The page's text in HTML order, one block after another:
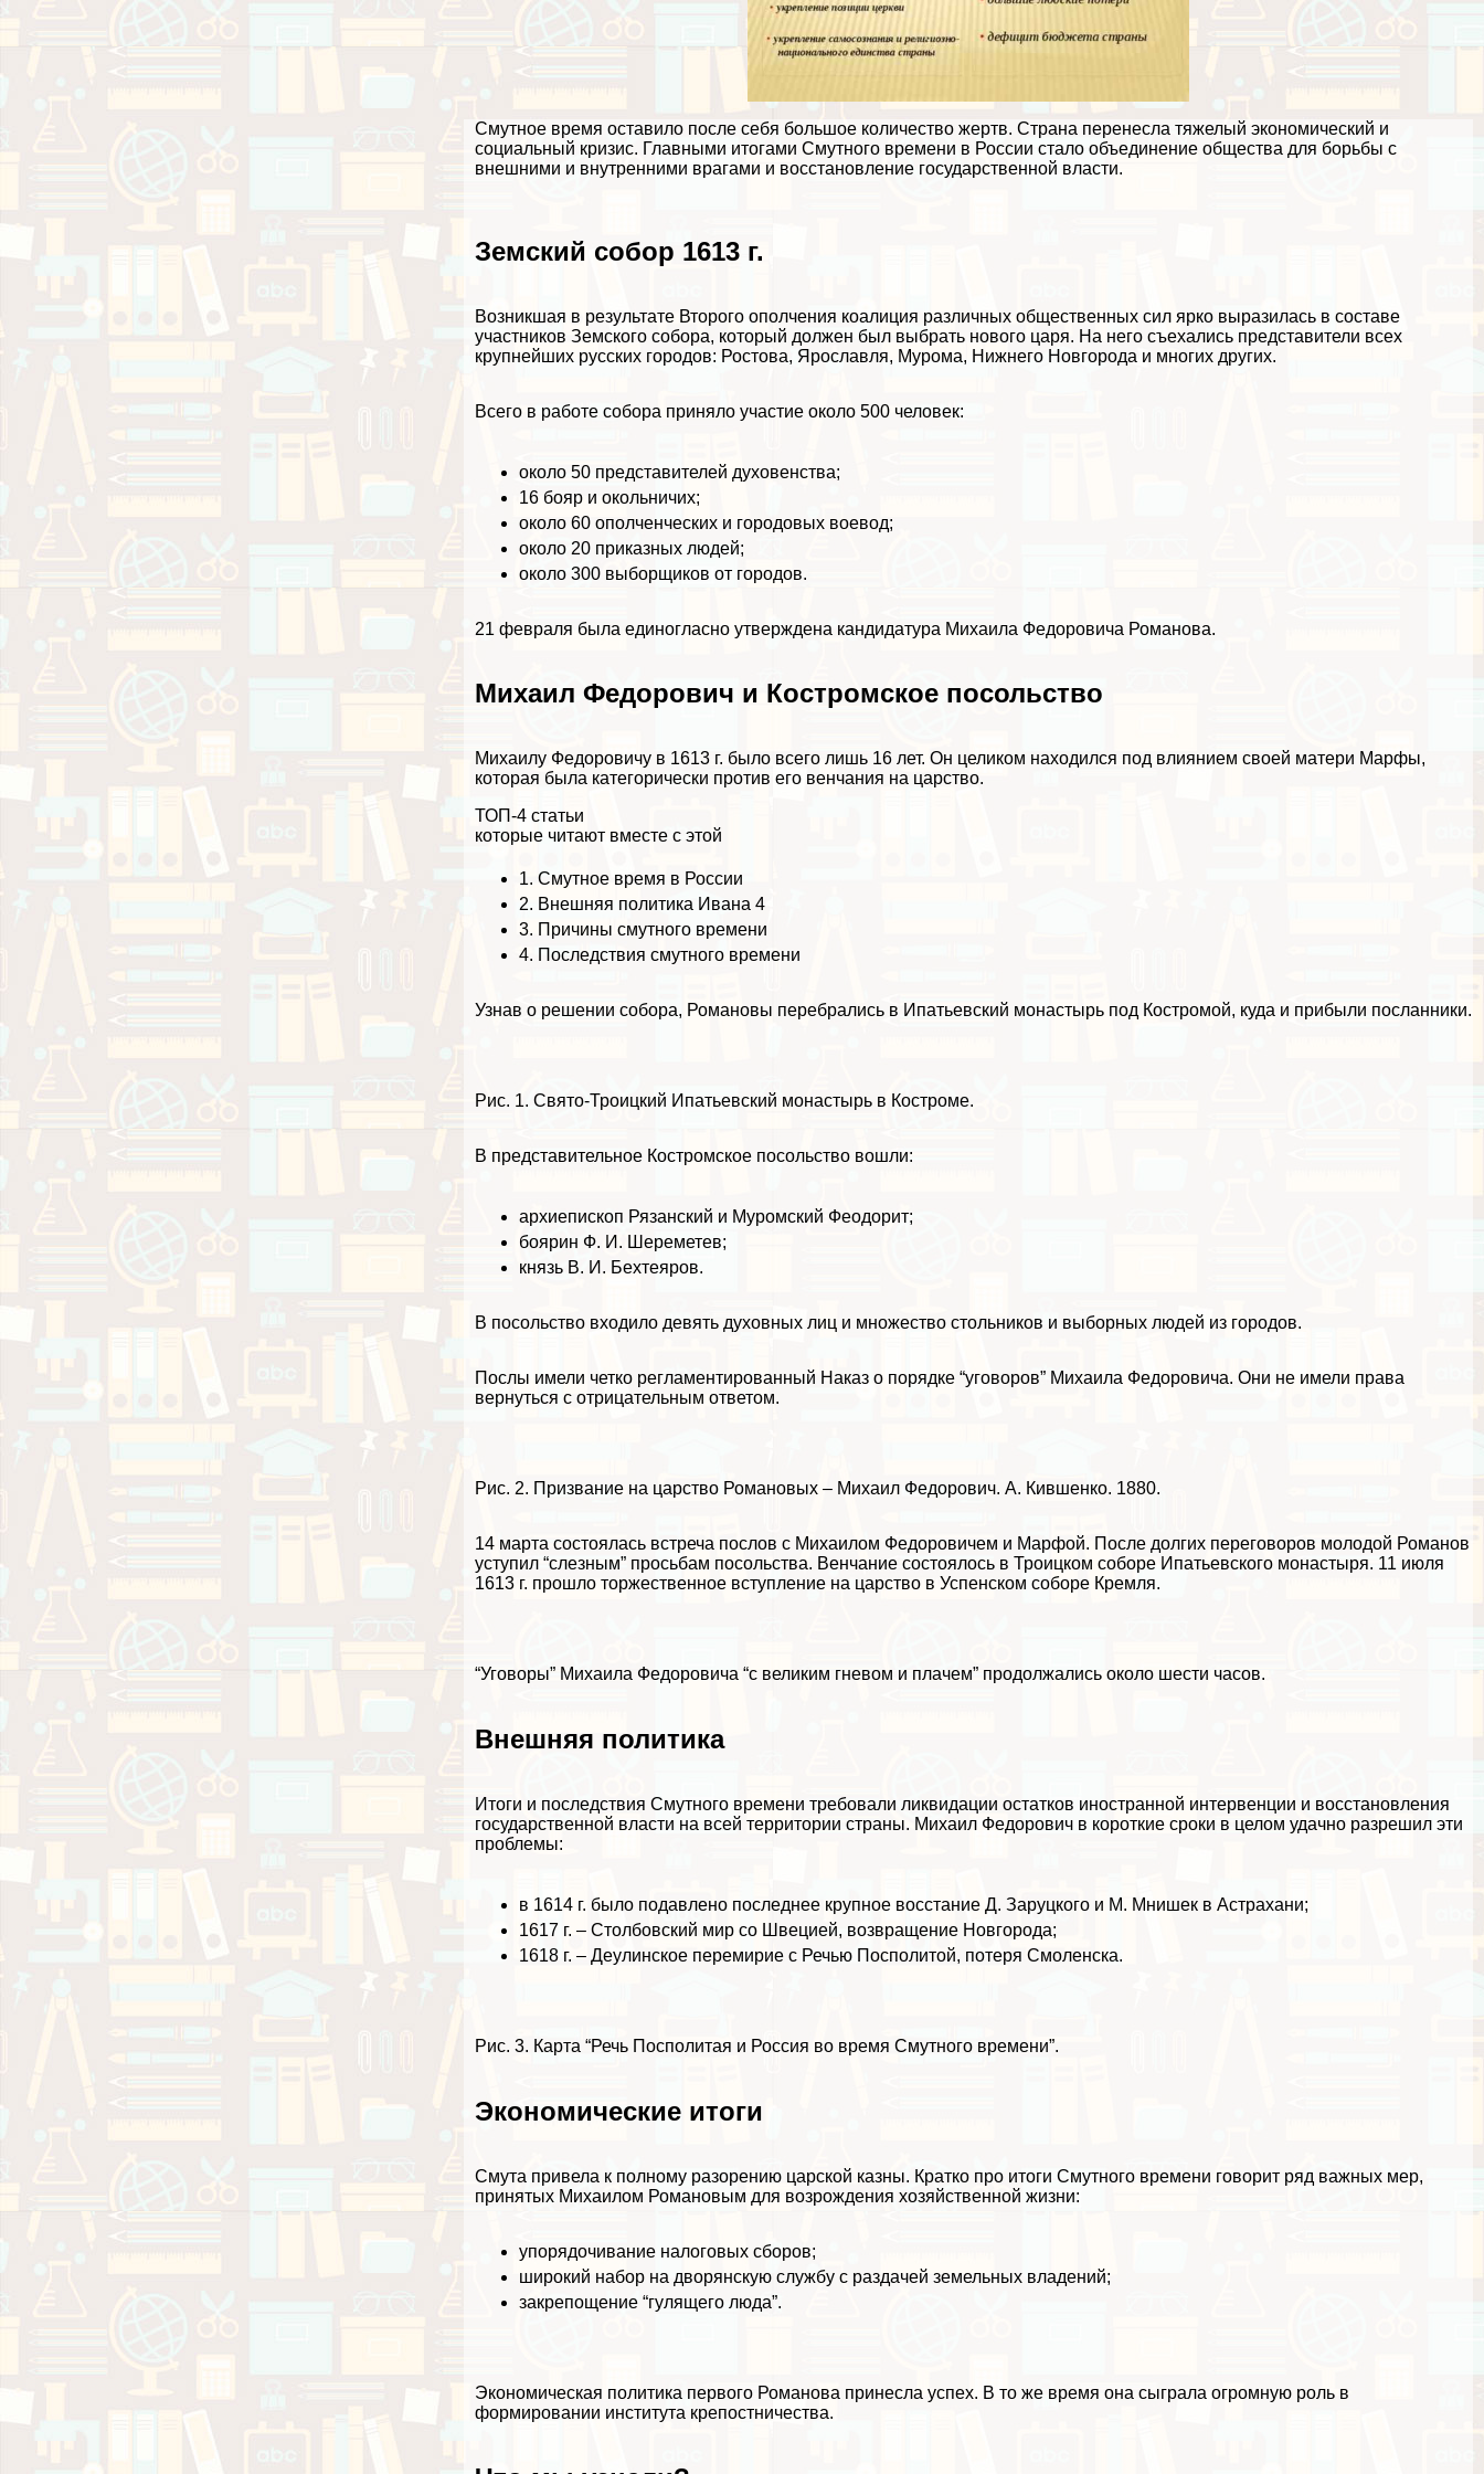
Смутное время оставило после себя большое количество жертв. Страна перенесла тяжелый экономический и
социальный кризис. Главными итогами Смутного времени в России стало объединение общества для борьбы с
внешними и внутренними врагами и восстановление государственной власти.
Земский собор 1613 г.
Возникшая в результате Второго ополчения коалиция различных общественных сил ярко выразилась в составе
участников Земского собора, который должен был выбрать нового царя. На него съехались представители всех
крупнейших русских городов: Ростова, Ярославля, Мурома, Нижнего Новгорода и многих других.
Всего в работе собора приняло участие около 500 человек:
около 50 представителей духовенства;
16 бояр и окольничих;
около 60 ополченческих и городовых воевод;
около 20 приказных людей;
около 300 выборщиков от городов.
21 февраля была единогласно утверждена кандидатура Михаила Федоровича Романова.
Михаил Федорович и Костромское посольство
Михаилу Федоровичу в 1613 г. было всего лишь 16 лет. Он целиком находился под влиянием своей матери Марфы,
которая была категорически против его венчания на царство.
ТОП-4 статьи
которые читают вместе с этой
1. Смутное время в России
2. Внешняя политика Ивана 4
3. Причины смутного времени
4. Последствия смутного времени
Узнав о решении собора, Романовы перебрались в Ипатьевский монастырь под Костромой, куда и прибыли посланники.
Рис. 1. Свято-Троицкий Ипатьевский монастырь в Костроме.
В представительное Костромское посольство вошли:
архиепископ Рязанский и Муромский Феодорит;
боярин Ф. И. Шереметев;
князь В. И. Бехтеяров.
В посольство входило девять духовных лиц и множество стольников и выборных людей из городов.
Послы имели четко регламентированный Наказ о порядке “уговоров” Михаила Федоровича. Они не имели права
вернуться с отрицательным ответом.
Рис. 2. Призвание на царство Романовых – Михаил Федорович. А. Кившенко. 1880.
14 марта состоялась встреча послов с Михаилом Федоровичем и Марфой. После долгих переговоров молодой Романов
уступил “слезным” просьбам посольства. Венчание состоялось в Троицком соборе Ипатьевского монастыря. 11 июля
1613 г. прошло торжественное вступление на царство в Успенском соборе Кремля.
“Уговоры” Михаила Федоровича “с великим гневом и плачем” продолжались около шести часов.
Внешняя политика
Итоги и последствия Смутного времени требовали ликвидации остатков иностранной интервенции и восстановления
государственной власти на всей территории страны. Михаил Федорович в короткие сроки в целом удачно разрешил эти
проблемы:
в 1614 г. было подавлено последнее крупное восстание Д. Заруцкого и М. Мнишек в Астpaxaни;
1617 г. – Столбовский мир со Швецией, возвращение Новгорода;
1618 г. – Деулинское перемирие с Речью Посполитой, потеря Смоленска.
Рис. 3. Карта “Речь Посполитая и Россия во время Смутного времени”.
Экономические итоги
Смута привела к полному разорению царской казны. Кратко про итоги Смутного времени говорит ряд важных мер,
принятых Михаилом Романовым для возрождения хозяйственной жизни:
упорядочивание налоговых сборов;
широкий набор на дворянскую службу с раздачей земельных владений;
закрепощение “гулящего люда”.
Экономическая политика первого Романова принесла успех. В то же время она сыграла огромную роль в
формировании института крепостничества.